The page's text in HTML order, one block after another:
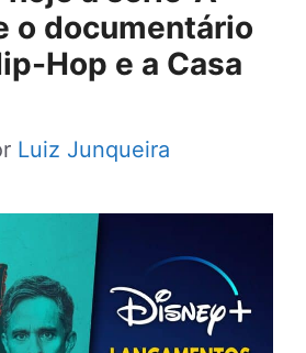
o documentário
Hop e a Casa
Luiz Junqueira